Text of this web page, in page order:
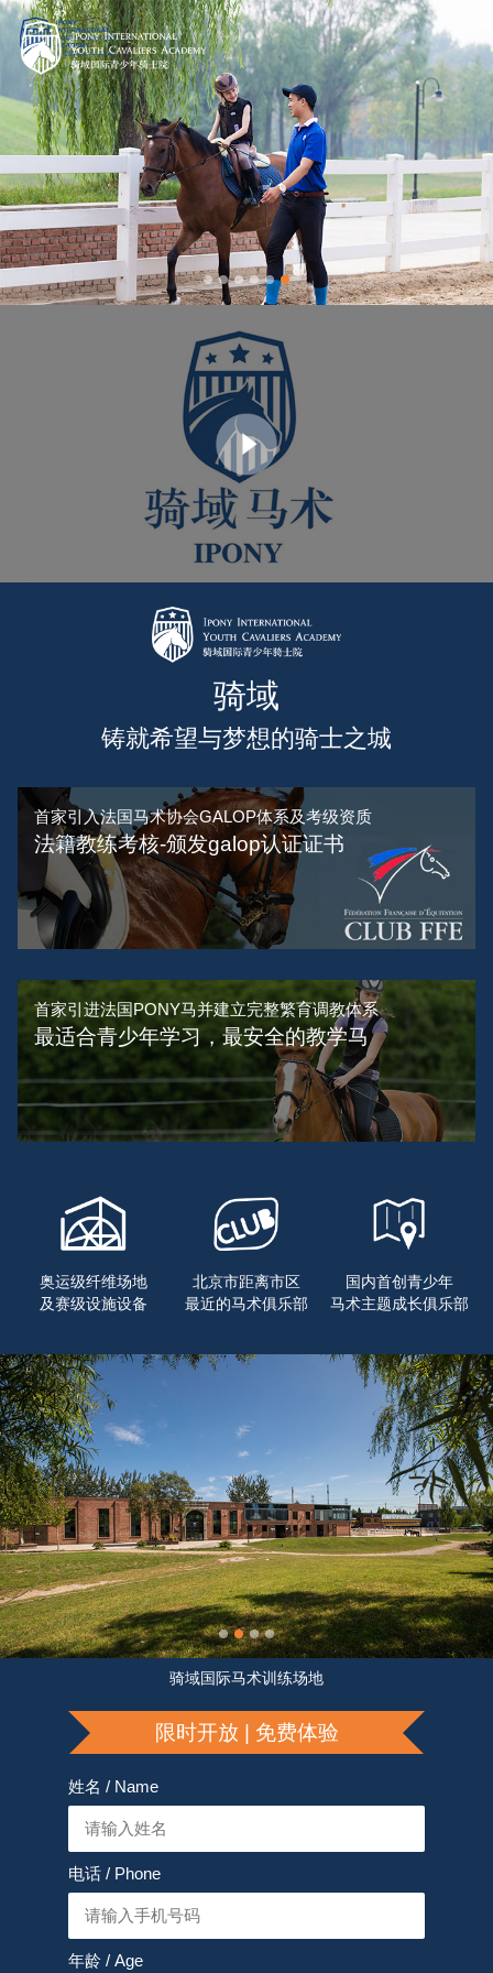
骑域
铸就希望与梦想的骑士之城
首家引入法国马术协会GALOP体系及考级资质
法籍教练考核-颁发galop认证证书
首家引进法国PONY马并建立完整繁育调教体系
最适合青少年学习，最安全的教学马
奥运级纤维场地
及赛级设施设备
北京市距离市区
最近的马术俱乐部
国内首创青少年
马术主题成长俱乐部
骑域国际马术训练场地
限时开放 | 免费体验
姓名 / Name
电话 / Phone
年龄 / Age